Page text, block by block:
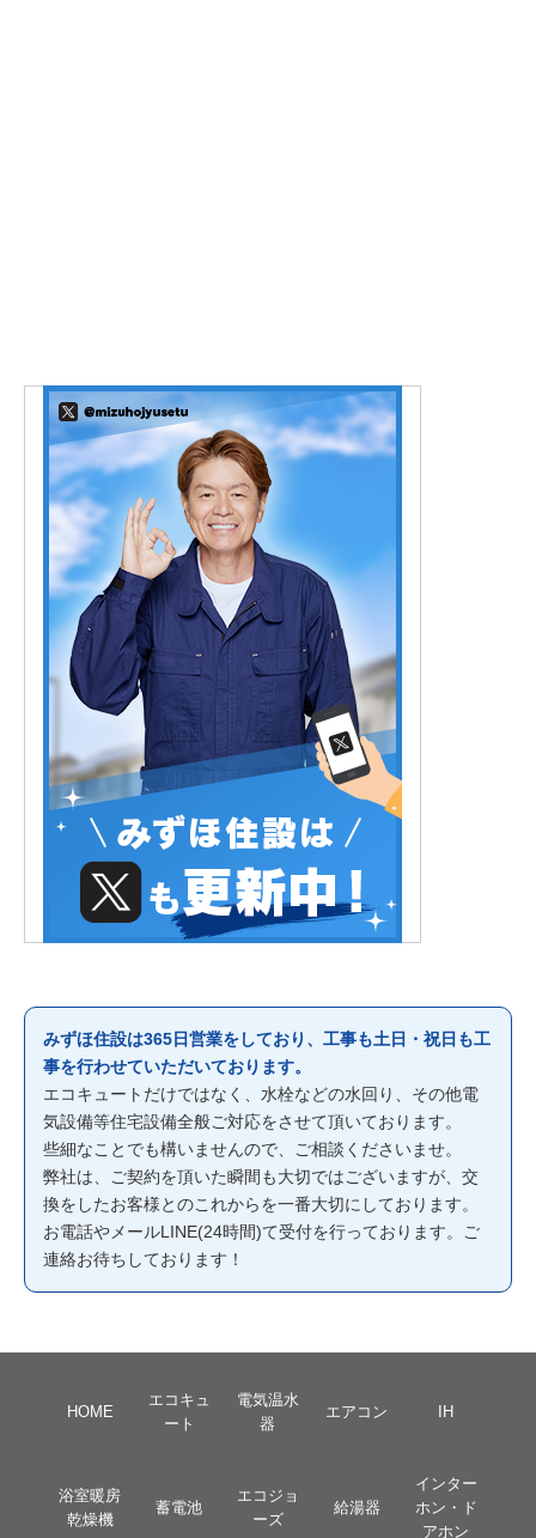
みずほ住設は365日営業をしており、工事も土日・祝日も工
事を行わせていただいております。
エコキュートだけではなく、水栓などの水回り、その他電
気設備等住宅設備全般ご対応をさせて頂いております。
些細なことでも構いませんので、ご相談くださいませ。
弊社は、ご契約を頂いた瞬間も大切ではございますが、交
換をしたお客様とのこれからを一番大切にしております。
お電話やメールLINE(24時間)て受付を行っております。ご
連絡お待ちしております！
HOME
エコキュ
ート
電気温水
器
エアコン IH
浴室暖房
乾燥機
蓄電池
エコジョ
ーズ
給湯器
インター
ホン・ド
アホン